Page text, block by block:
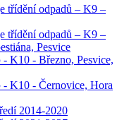
třídění odpadů – K9 –
třídění odpadů – K9 –
Pesvice
K10 - Březno, Pesvice,
K10 - Černovice, Hora
2014-2020